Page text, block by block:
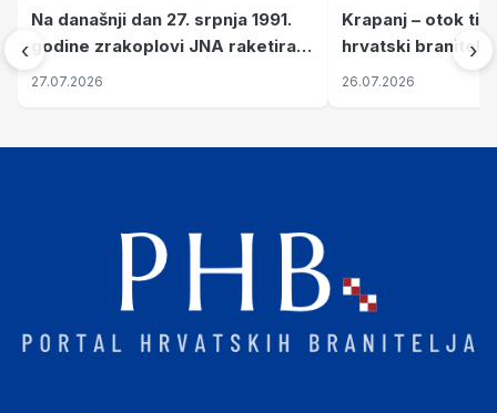
‹
Na današnji dan 27. srpnja 1991.
godine zrakoplovi JNA raketirali
su vojarnu i obučni centar "Nikola
27.07.2026
Krapanj – otok
hrvatski branitelji
pronalaze mir
26.07.2026
›